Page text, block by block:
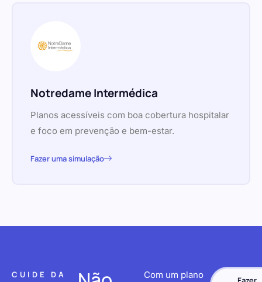
Notredame Intermédica
Planos acessíveis com boa cobertura hospitalar
e foco em prevenção e bem-estar.
Fazer uma simulação
CUIDE DA
Com um plano